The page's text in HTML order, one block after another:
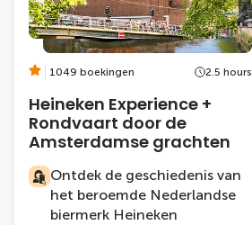
1049 boekingen 2.5 hours
Heineken Experience +
Rondvaart door de
Amsterdamse grachten
Ontdek de geschiedenis van
het beroemde Nederlandse
biermerk Heineken